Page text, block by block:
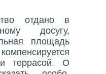
отдано в
досугу,
площадь
и террасой. О